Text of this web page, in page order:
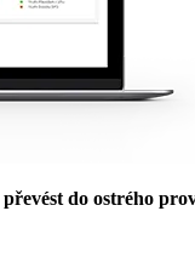
převést do ostrého